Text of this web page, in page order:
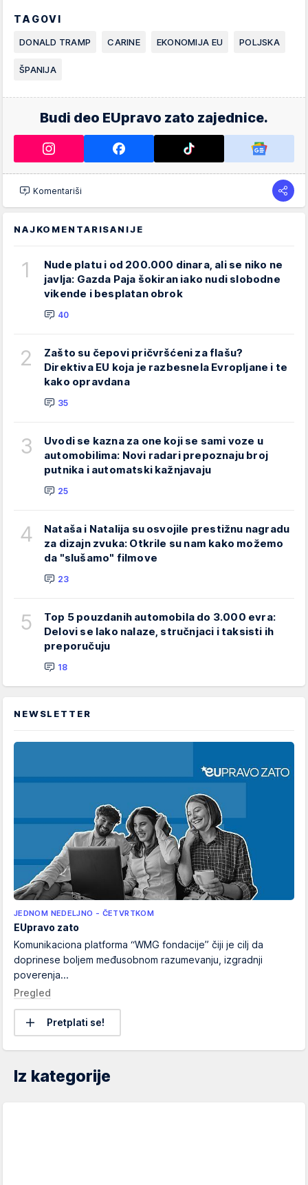
TAGOVI
DONALD TRAMP CARINE EKONOMIJA EU POLJSKA
ŠPANIJA
Budi deo EUpravo zato zajednice.
Komentariši
NAJKOMENTARISANIJE
1
Nude platu i od 200.000 dinara, ali se niko ne
javlja: Gazda Paja šokiran iako nudi slobodne
vikende i besplatan obrok
40
2
Zašto su čepovi pričvršćeni za flašu?
Direktiva EU koja je razbesnela Evropljane i te
kako opravdana
35
3
Uvodi se kazna za one koji se sami voze u
automobilima: Novi radari prepoznaju broj
putnika i automatski kažnjavaju
25
4
Nataša i Natalija su osvojile prestižnu nagradu
za dizajn zvuka: Otkrile su nam kako možemo
da "slušamo" filmove
23
5
Top 5 pouzdanih automobila do 3.000 evra:
Delovi se lako nalaze, stručnjaci i taksisti ih
preporučuju
18
NEWSLETTER
JEDNOM NEDELJNO - ČETVRTKOM
EUpravo zato
Komunikaciona platforma “WMG fondacije” čiji je cilj da
doprinese boljem međusobnom razumevanju, izgradnji
poverenja...
Pregled
Pretplati se!
Iz kategorije